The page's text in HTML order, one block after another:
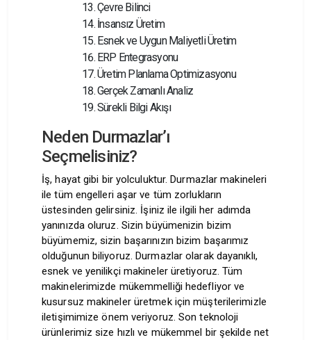
Çevre Bilinci
İnsansız Üretim
Esnek ve Uygun Maliyetli Üretim
ERP Entegrasyonu
Üretim Planlama Optimizasyonu
Gerçek Zamanlı Analiz
Sürekli Bilgi Akışı
Neden Durmazlar’ı
Seçmelisiniz?
İş, hayat gibi bir yolculuktur. Durmazlar makineleri
ile tüm engelleri aşar ve tüm zorlukların
üstesinden gelirsiniz. İşiniz ile ilgili her adımda
yanınızda oluruz. Sizin büyümenizin bizim
büyümemiz, sizin başarınızın bizim başarımız
olduğunun biliyoruz. Durmazlar olarak dayanıklı,
esnek ve yenilikçi makineler üretiyoruz. Tüm
makinelerimizde mükemmelliği hedefliyor ve
kusursuz makineler üretmek için müşterilerimizle
iletişimimize önem veriyoruz. Son teknoloji
ürünlerimiz size hızlı ve mükemmel bir şekilde net